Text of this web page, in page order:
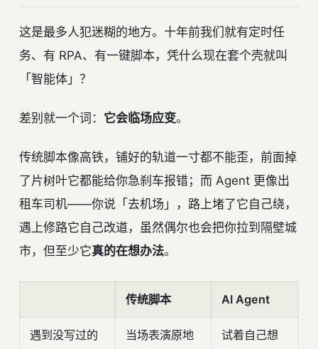
这是最多人犯迷糊的地方。十年前我们就有定时任
务、有 RPA、有一键脚本，凭什么现在套个壳就叫
「智能体」？
差别就一个词： 它会临场应变。
传统脚本像高铁，铺好的轨道一寸都不能歪，前面掉
了片树叶它都能给你急刹车报错；而 Agent 更像出
租车司机——你说「去机场」，路上堵了它自己绕，
遇上修路它自己改道，虽然偶尔也会把你拉到隔壁城
市，但至少它真的在想办法。
传统脚本 AI Agent
遇到没写过的
当场表演原地
试着自己想